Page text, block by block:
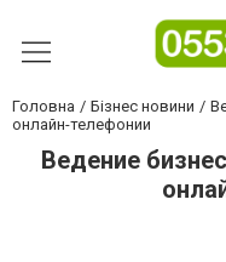
Головна Бізнес новини
онлайн-телефонии
Ведение